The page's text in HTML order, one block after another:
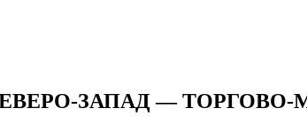
ЗАПАД — ТОРГОВО-